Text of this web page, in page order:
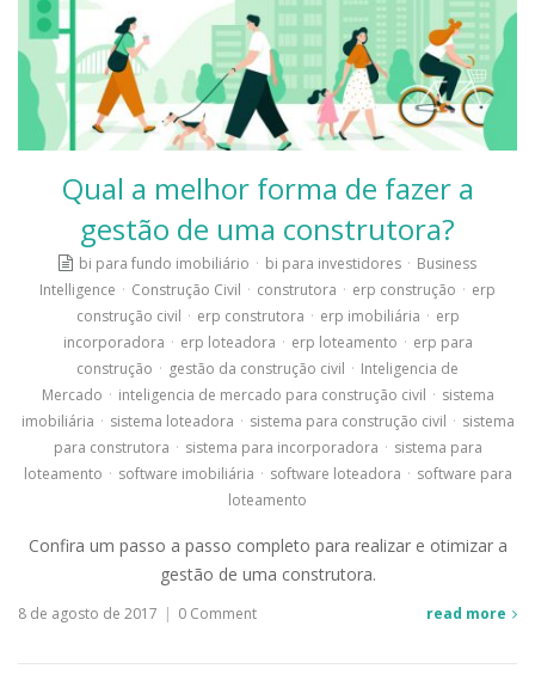
Qual a melhor forma de fazer a
gestão de uma construtora?
bi para fundo imobiliário · bi para investidores · Business
Intelligence · Construção Civil · construtora · erp construção · erp
construção civil · erp construtora · erp imobiliária · erp
incorporadora · erp loteadora · erp loteamento · erp para
construção · gestão da construção civil · Inteligencia de
Mercado · inteligencia de mercado para construção civil · sistema
imobiliária · sistema loteadora · sistema para construção civil · sistema
para construtora · sistema para incorporadora · sistema para
loteamento · software imobiliária · software loteadora · software para
loteamento
Confira um passo a passo completo para realizar e otimizar a
gestão de uma construtora.
8 de agosto de 2017 | 0 Comment read more